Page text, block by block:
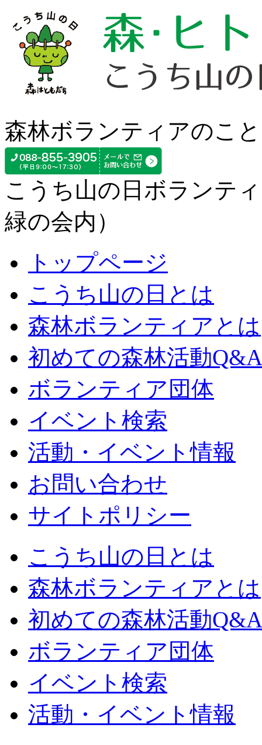
森林ボランティアのこ
こうち山の日ボランテ
緑の会内）
トップページ
こうち山の日とは
森林ボランティアとは
初めての森林活動Q&A
ボランティア団体
イベント検索
活動・イベント情報
お問い合わせ
サイトポリシー
こうち山の日とは
森林ボランティアとは
初めての森林活動Q&A
ボランティア団体
イベント検索
活動・イベント情報